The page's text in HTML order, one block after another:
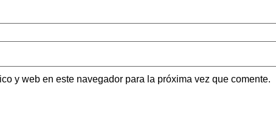
y web en este navegador para la próxima vez que comente.